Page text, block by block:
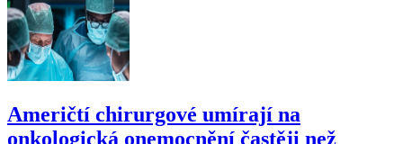
Američtí chirurgové umírají na
onkologická onemocnění častěji než